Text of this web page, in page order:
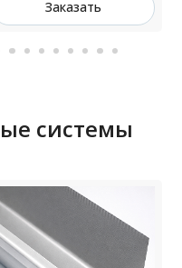
Заказать
системы